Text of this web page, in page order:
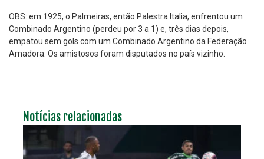
OBS: em 1925, o Palmeiras, então Palestra Italia, enfrentou um
Combinado Argentino (perdeu por 3 a 1) e, três dias depois,
empatou sem gols com um Combinado Argentino da Federação
Amadora. Os amistosos foram disputados no país vizinho.
Notícias relacionadas